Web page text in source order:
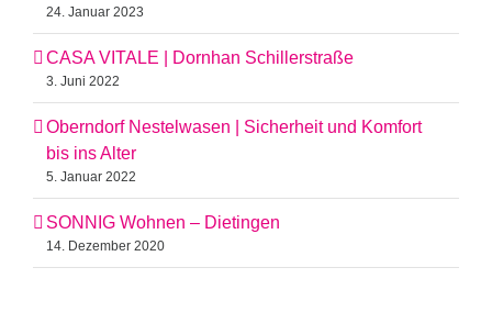
24. Januar 2023
CASA VITALE | Dornhan Schillerstraße
3. Juni 2022
Oberndorf Nestelwasen | Sicherheit und Komfort
bis ins Alter
5. Januar 2022
SONNIG Wohnen – Dietingen
14. Dezember 2020